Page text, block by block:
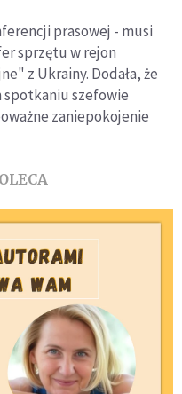
prasowej - musi
sprzętu w rejon
z Ukrainy. Dodała, że
spotkaniu szefowie
zaniepokojenie